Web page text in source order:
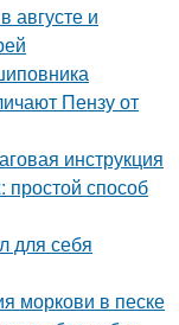
августе и
Пензу от
инструкция
способ
для себя
моркови в песке